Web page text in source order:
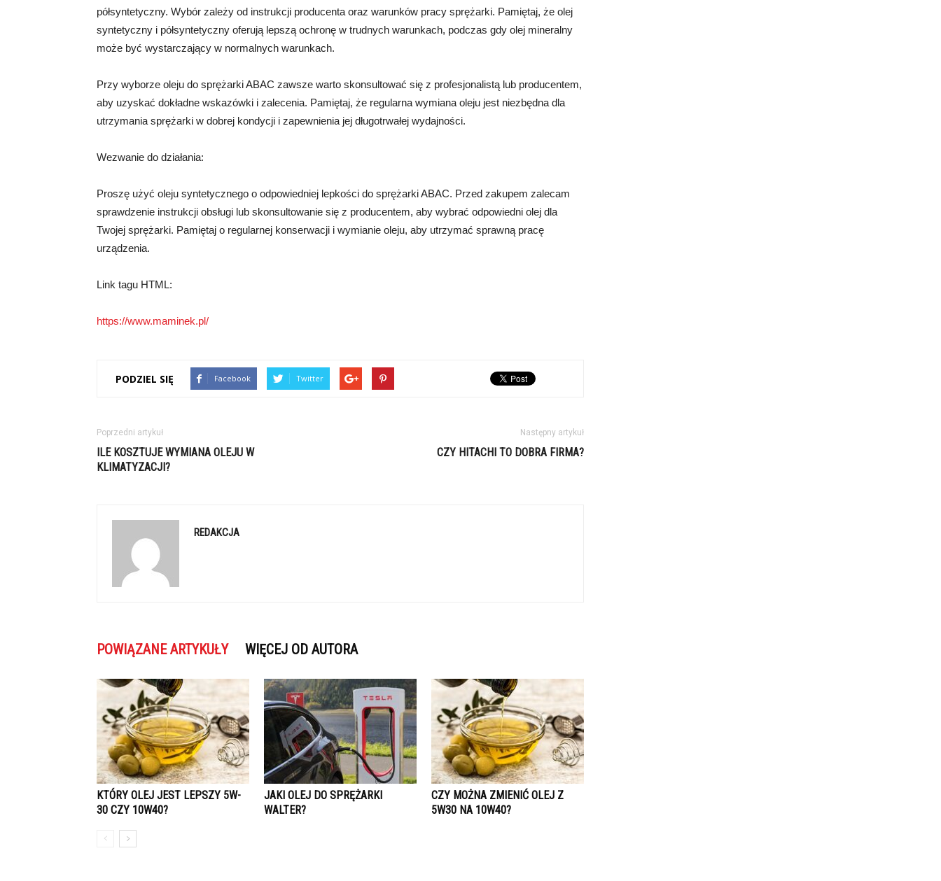
półsyntetyczny. Wybór zależy od instrukcji producenta oraz warunków pracy sprężarki. Pamiętaj, że olej
syntetyczny i półsyntetyczny oferują lepszą ochronę w trudnych warunkach, podczas gdy olej mineralny
może być wystarczający w normalnych warunkach.
Przy wyborze oleju do sprężarki ABAC zawsze warto skonsultować się z profesjonalistą lub producentem,
aby uzyskać dokładne wskazówki i zalecenia. Pamiętaj, że regularna wymiana oleju jest niezbędna dla
utrzymania sprężarki w dobrej kondycji i zapewnienia jej długotrwałej wydajności.
Wezwanie do działania:
Proszę użyć oleju syntetycznego o odpowiedniej lepkości do sprężarki ABAC. Przed zakupem zalecam
sprawdzenie instrukcji obsługi lub skonsultowanie się z producentem, aby wybrać odpowiedni olej dla
Twojej sprężarki. Pamiętaj o regularnej konserwacji i wymianie oleju, aby utrzymać sprawną pracę
urządzenia.
Link tagu HTML:
https://www.maminek.pl/
PODZIEL SIĘ Facebook Twitter
Poprzedni artykuł
ILE KOSZTUJE WYMIANA OLEJU W
KLIMATYZACJI?
Następny artykuł
CZY HITACHI TO DOBRA FIRMA?
REDAKCJA
POWIĄZANE ARTYKUŁY WIĘCEJ OD AUTORA
KTÓRY OLEJ JEST LEPSZY 5W-
30 CZY 10W40?
JAKI OLEJ DO SPRĘŻARKI
WALTER?
CZY MOŻNA ZMIENIĆ OLEJ Z
5W30 NA 10W40?